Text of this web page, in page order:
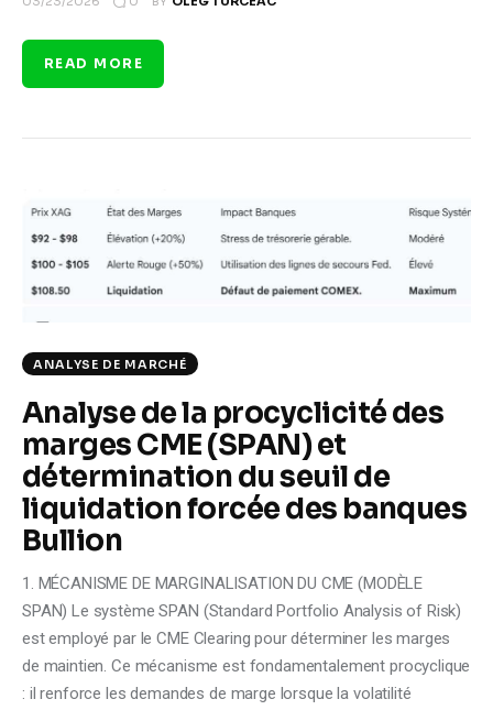
READ MORE
ANALYSE DE MARCHÉ
Analyse de la procyclicité des
marges CME (SPAN) et
détermination du seuil de
liquidation forcée des banques
Bullion
1. MÉCANISME DE MARGINALISATION DU CME (MODÈLE
SPAN) Le système SPAN (Standard Portfolio Analysis of Risk)
est employé par le CME Clearing pour déterminer les marges
de maintien. Ce mécanisme est fondamentalement procyclique
: il renforce les demandes de marge lorsque la volatilité